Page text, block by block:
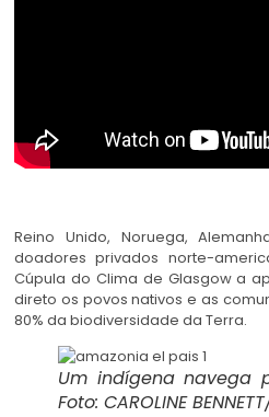
Reino Unido, Noruega,
doadores privados norte-
Cúpula do Clima de Glasgow a
direto os povos nativos e as
80% da biodiversidade da Terra.
Um indígena navega
Foto: CAROLINE